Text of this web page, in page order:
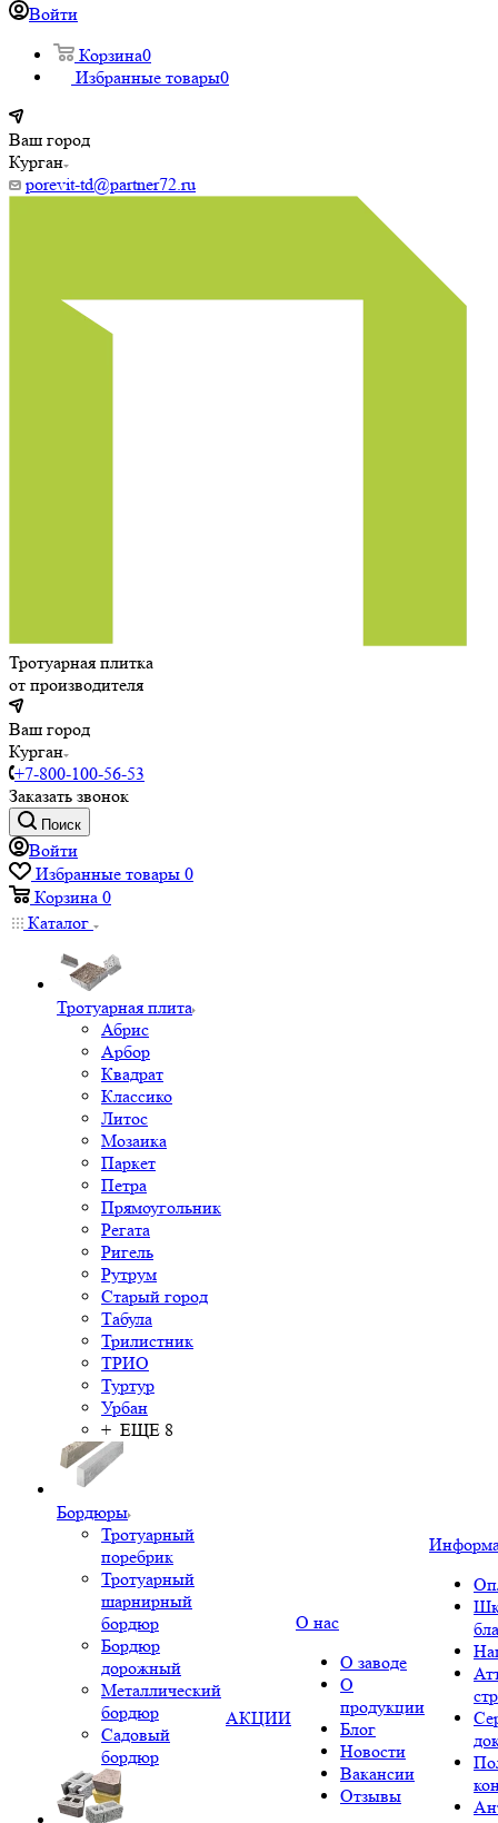
Войти
Корзина0
Избранные товары0
Ваш город
Курган
porevit-td@partner72.ru
Тротуарная плитка
от производителя
Ваш город
Курган
+7-800-100-56-53
Заказать звонок
Поиск
Войти
Избранные товары 0
Корзина 0
Каталог
Тротуарная плита
Абрис
Арбор
Квадрат
Классико
Литос
Мозаика
Паркет
Петра
Прямоугольник
Регата
Ригель
Рутрум
Старый город
Табула
Трилистник
ТРИО
Туртур
Урбан
+ ЕЩЕ 8
Бордюры
Тротуарный
поребрик
Тротуарный
шарнирный
бордюр
Бордюр
дорожный
Металлический
бордюр
Садовый
бордюр
АКЦИИ
О нас
О заводе
О
продукции
Блог
Новости
Вакансии
Отзывы